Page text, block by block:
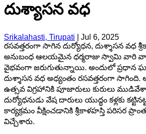
దుశ్యాసన వధ
Srikalahasti, Tirupati
Jul 6, 2025
రసవత్తరంగా సాగిన దుర్యోధన, దుశ్శాసన వధ
అనుబంధ ఆలయమైన ధర్మరాజు స్వామి వారి
వైభవంగా జరుగుతున్నాయి. అందులో ప్రధాన
దుశ్శాసన వధ అధ్యంతం రసవత్తరంగా
ఉత్సవ విగ్రహానికి పూజారులు కురులు
దుర్యోధనుడు వేష దారులు యుద్ధం కళ్లకు
కార్యక్రమం వీక్షించడానికి శ్రీకాళహస్తి పరిసర
విచ్చేశారు.